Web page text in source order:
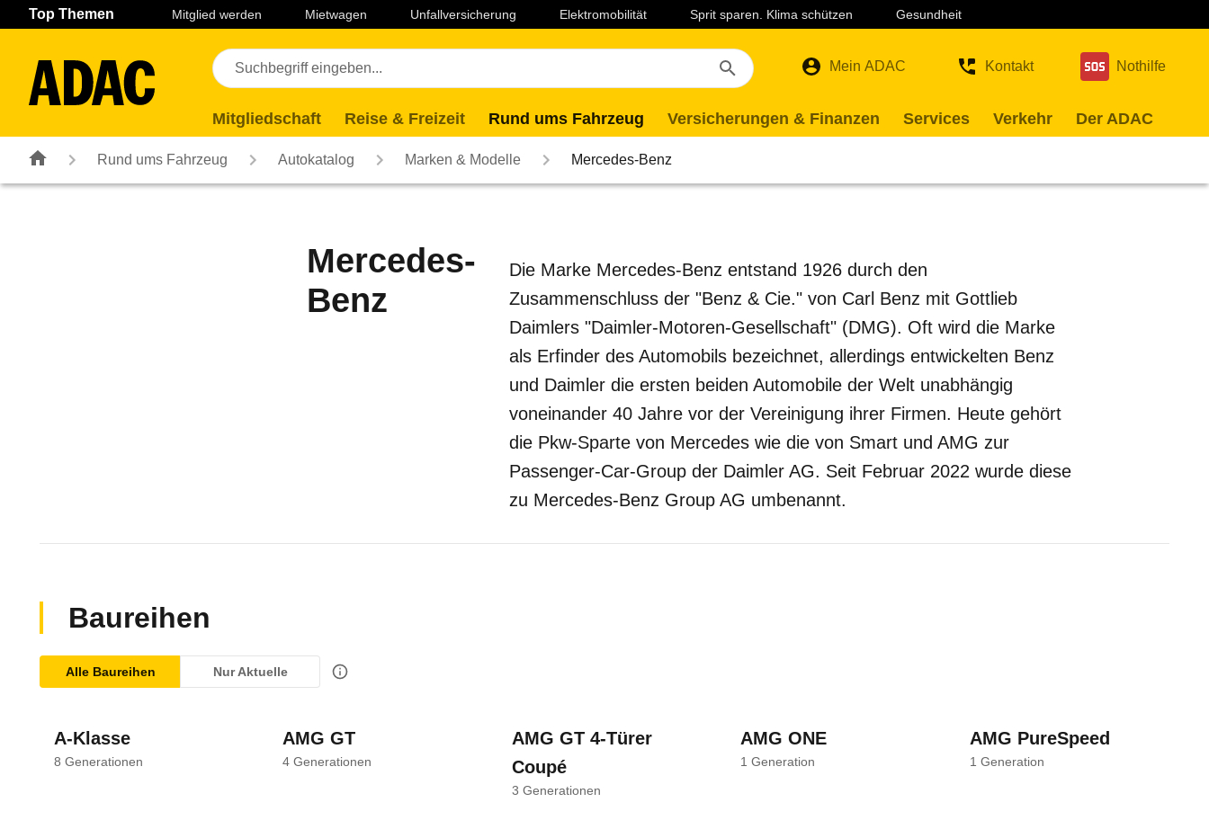
Navigation Seiteninhalt Fußzeile
Top Themen Mitglied werden Mietwagen Unfallversicherung Elektromobilität Sprit sparen. Klima schützen Gesundheit
Mein ADAC Kontakt Nothilfe
Mitgliedschaft Reise & Freizeit Rund ums Fahrzeug Versicherungen & Finanzen Services Verkehr Der ADAC
Rund ums Fahrzeug Autokatalog Marken & Modelle Mercedes-Benz
Mercedes-
Benz
Die Marke Mercedes-Benz entstand 1926 durch den
Zusammenschluss der "Benz & Cie." von Carl Benz mit Gottlieb
Daimlers "Daimler-Motoren-Gesellschaft" (DMG). Oft wird die Marke
als Erfinder des Automobils bezeichnet, allerdings entwickelten Benz
und Daimler die ersten beiden Automobile der Welt unabhängig
voneinander 40 Jahre vor der Vereinigung ihrer Firmen. Heute gehört
die Pkw-Sparte von Mercedes wie die von Smart und AMG zur
Passenger-Car-Group der Daimler AG. Seit Februar 2022 wurde diese
zu Mercedes-Benz Group AG umbenannt.
Baureihen
Alle Baureihen Nur Aktuelle
A-Klasse
8 Generationen
AMG GT
4 Generationen
AMG GT 4-Türer
Coupé
3 Generationen
AMG ONE
1 Generation
AMG PureSpeed
1 Generation